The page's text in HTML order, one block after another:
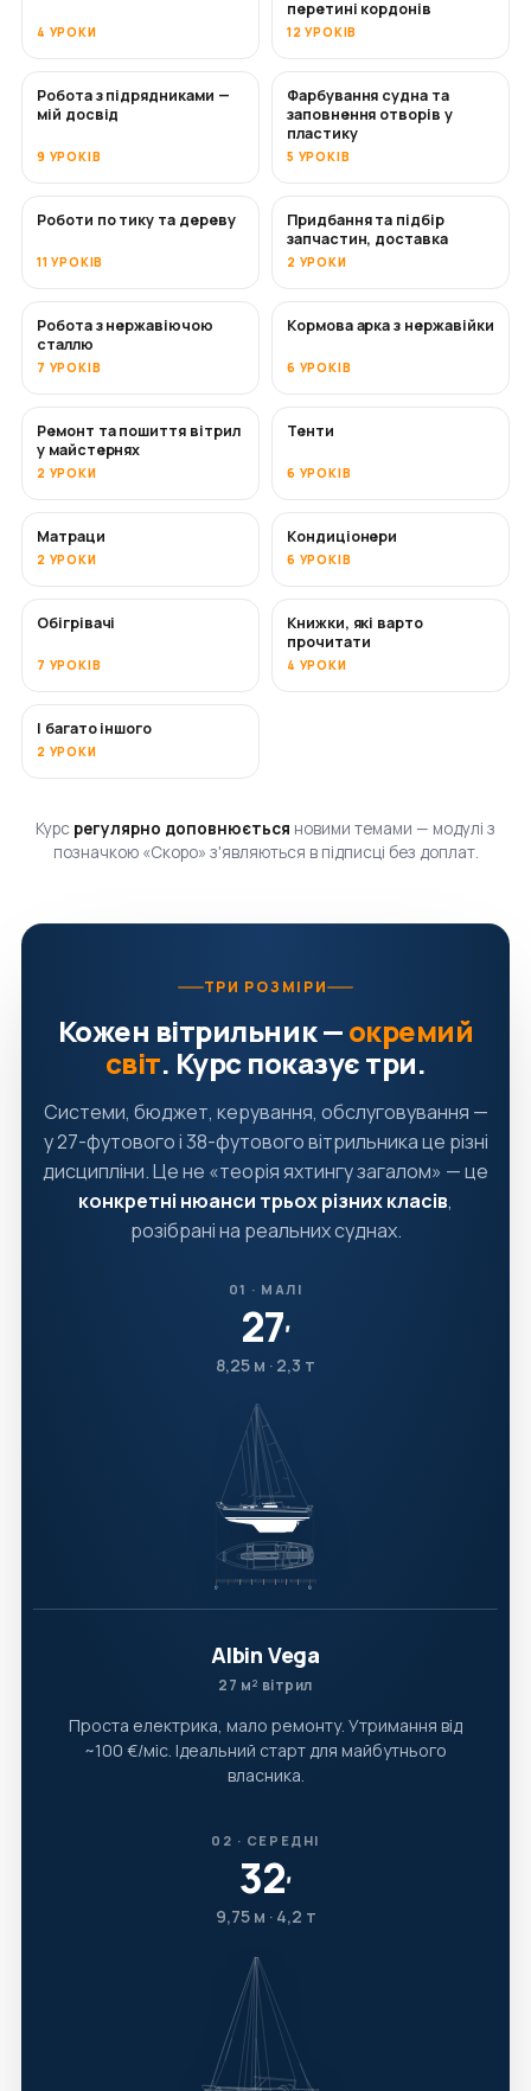
4 УРОКИ
перетині кордонів
12 УРОКІВ
СКОРО
Робота з підрядниками —
мій досвід
9 УРОКІВ
СКОРО
Фарбування судна та
заповнення отворів у
пластику
5 УРОКІВ
Роботи по тику та дереву
11 УРОКІВ
СКОРО
Придбання та підбір
запчастин, доставка
2 УРОКИ
СКОРО
Робота з нержавіючою
сталлю
7 УРОКІВ
Кормова арка з нержавійки
6 УРОКІВ
СКОРО
Ремонт та пошиття вітрил
у майстернях
2 УРОКИ
Тенти
6 УРОКІВ
Матраци
2 УРОКИ
СКОРО
Кондиціонери
6 УРОКІВ
СКОРО
Обігрівачі
7 УРОКІВ
СКОРО
Книжки, які варто
прочитати
4 УРОКИ
СКОРО
І багато іншого
2 УРОКИ
Курс регулярно доповнюється новими темами — модулі з
позначкою «Скоро» з'являються в підписці без доплат.
ТРИ РОЗМІРИ
Кожен вітрильник —окремий
світ. Курс показує три.
Системи, бюджет, керування, обслуговування —
у 27-футового і 38-футового вітрильника це різні
дисципліни. Це не «теорія яхтингу загалом» — це
конкретні нюанси трьох різних класів,
розібрані на реальних суднах.
01 · МАЛІ
27′
8,25 м · 2,3 т
Albin Vega
27 м² вітрил
Проста електрика, мало ремонту. Утримання від
~100 €/міс. Ідеальний старт для майбутнього
власника.
02 · СЕРЕДНІ
32′
9,75 м · 4,2 т